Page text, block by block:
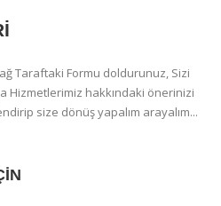
Taraftaki Formu doldurunuz, Sizi
Hizmetlerimiz hakkındaki önerinizi
size dönüş yapalım arayalım...